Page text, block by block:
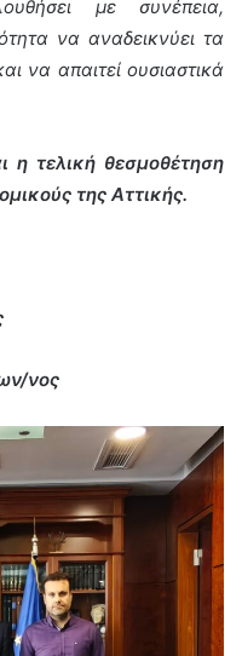
με συνέπεια,
να αναδεικνύει τα
να απαιτεί ουσιαστικά
η τελική θεσμοθέτηση
της Αττικής.
νος